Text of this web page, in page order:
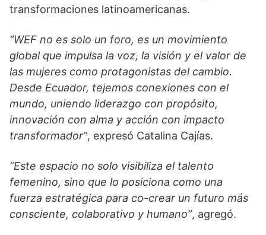
transformaciones latinoamericanas.
“WEF no es solo un foro, es un movimiento
global que impulsa la voz, la visión y el valor de
las mujeres como protagonistas del cambio.
Desde Ecuador, tejemos conexiones con el
mundo, uniendo liderazgo con propósito,
innovación con alma y acción con impacto
transformador”, expresó Catalina Cajías.
“Este espacio no solo visibiliza el talento
femenino, sino que lo posiciona como una
fuerza estratégica para co-crear un futuro más
consciente, colaborativo y humano”, agregó.